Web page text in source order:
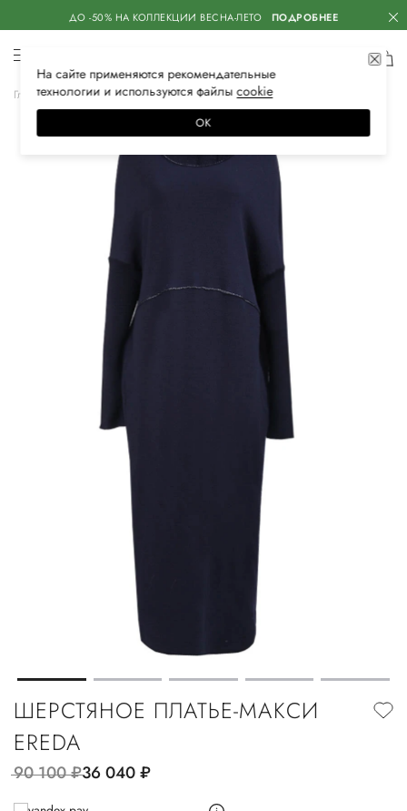
ДО -50% НА КОЛЛЕКЦИИ ВЕСНА-ЛЕТО ПОДРОБНЕЕ
Главная Женская Одежда Платья Повседневные
ШЕРСТЯНОЕ ПЛАТЬЕ-МАКСИ
EREDA
90 100руб.36 040руб.
На сайте применяются рекомендательные
технологии и используются файлысооkiе
ОК